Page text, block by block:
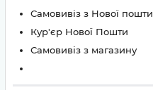
Самовивіз з Нової пошти
Кур'єр Нової Пошти
Самовивіз з магазину